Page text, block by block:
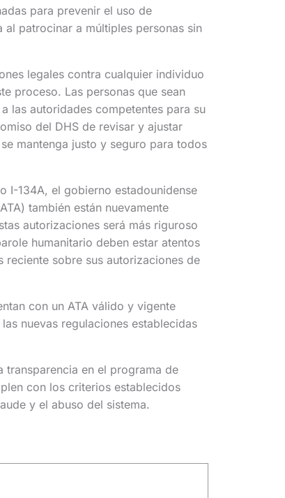
para prevenir el uso de
al patrocinar a múltiples personas sin
legales contra cualquier individuo
proceso. Las personas que sean
las autoridades competentes para su
del DHS de revisar y ajustar
mantenga justo y seguro para todos
I-134A, el gobierno estadounidense
también están nuevamente
autorizaciones será más riguroso
humanitario deben estar atentos
reciente sobre sus autorizaciones de
con un ATA válido y vigente
nuevas regulaciones establecidas
transparencia en el programa de
con los criterios establecidos
y el abuso del sistema.